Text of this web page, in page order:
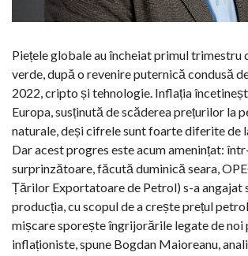
Piețele globale au încheiat primul trimestru
verde, după o revenire puternică condusă
2022, cripto și tehnologie. Inflația
Europa, susținută de scăderea prețurilor la
naturale, deși cifrele sunt foarte diferite de
Dar acest progres este acum amenințat:
surprinzătoare, făcută duminică seara,
Țărilor Exportatoare de Petrol) s-a angajat
producția, cu scopul de a crește prețul
mișcare sporește îngrijorările legate de noi
inflaționiste, spune Bogdan Maioreanu,